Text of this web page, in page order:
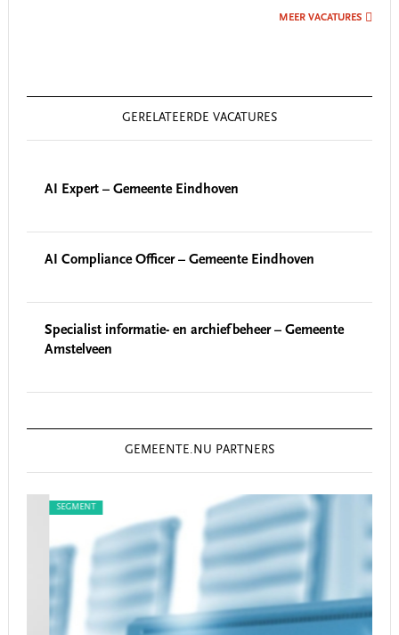
MEER VACATURES
GERELATEERDE VACATURES
AI Expert – Gemeente Eindhoven
AI Compliance Officer – Gemeente Eindhoven
Specialist informatie- en archiefbeheer – Gemeente
Amstelveen
GEMEENTE.NU PARTNERS
SEGMENT